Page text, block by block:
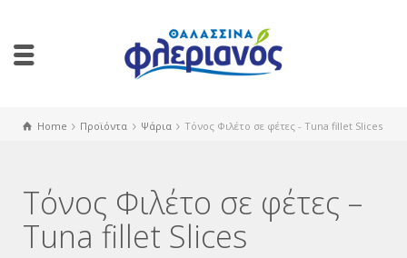
Home Προϊόντα Ψάρια Τόνος Φιλέτο σε φέτες - Tuna fillet Slices
Τόνος Φιλέτο σε φέτες –
Tuna fillet Slices